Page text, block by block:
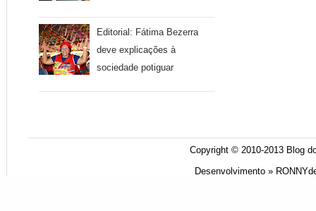
Editorial: Fátima Bezerra
deve explicações à
sociedade potiguar
Copyright © 2010-2013 Blog
Desenvolvimento »